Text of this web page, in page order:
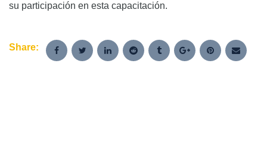
su participación en esta capacitación.
Share: